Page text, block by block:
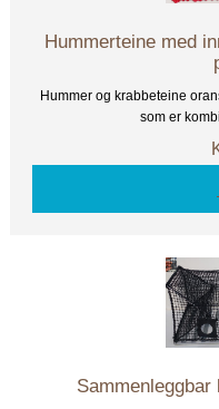
Hummerteine med
Hummer og krabbeteine
som er